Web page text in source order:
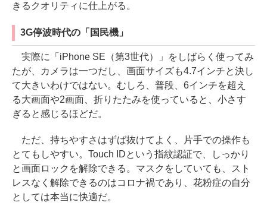
きるクオリティに仕上がる。
3G停波時代の「国民機」
実際に「iPhone SE（第3世代）」をしばらく使ってみ
たが、カメラは一つだし、画面サイズも4.7インチと決し
て大きいわけではない。むしろ、普段、6インチを超え
る大画面や2画面、折りたたみを使っていると、小さす
ぎると感じるほどだ。
ただ、持ちやすさはずば抜けてよく、片手での操作も
とてもしやすい。Touch IDという指紋認証で、しっかり
と画面ロックを解除できる。マスクをしていても、スト
レスなく解除できるのはコロナ禍であり、花粉症の自分
としては本当に快適だ。